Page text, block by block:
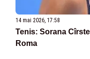
14 mai 2026, 17:58
Tenis: Sorana
Roma